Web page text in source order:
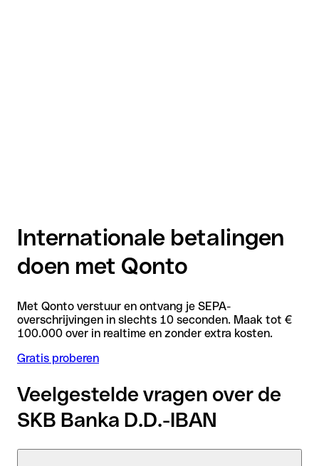
Internationale betalingen
doen met Qonto
Met Qonto verstuur en ontvang je SEPA-
overschrijvingen in slechts 10 seconden. Maak tot €
100.000 over in realtime en zonder extra kosten.
Gratis proberen
Veelgestelde vragen over de
SKB Banka D.D.-IBAN